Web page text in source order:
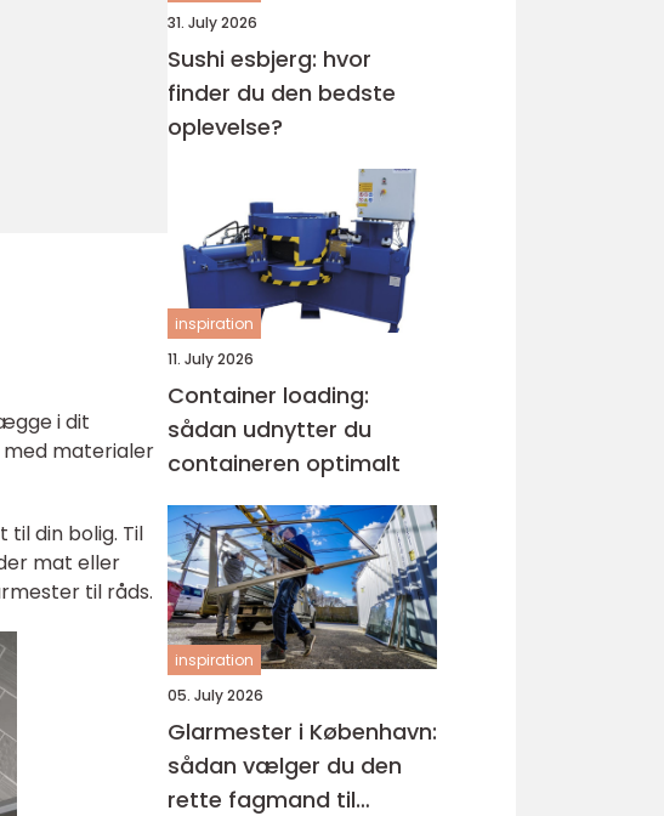
i dit
materialer
til din bolig. Til
mat eller
til råds.
31. July 2026
Sushi esbjerg: hvor
finder du den bedste
oplevelse?
inspiration
11. July 2026
Container loading:
sådan udnytter du
containeren optimalt
inspiration
05. July 2026
Glarmester i København:
sådan vælger du den
rette fagmand til